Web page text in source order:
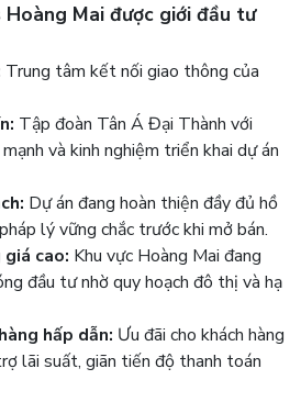
Hoàng Mai được giới đầu tư
Trung tâm kết nối giao thông của
Tập đoàn Tân Á Đại Thành với
và kinh nghiệm triển khai dự án
Dự án đang hoàn thiện đầy đủ hồ
lý vững chắc trước khi mở bán.
cao: Khu vực Hoàng Mai đang
đầu tư nhờ quy hoạch đô thị và hạ
hấp dẫn: Ưu đãi cho khách hàng
lãi suất, giãn tiến độ thanh toán